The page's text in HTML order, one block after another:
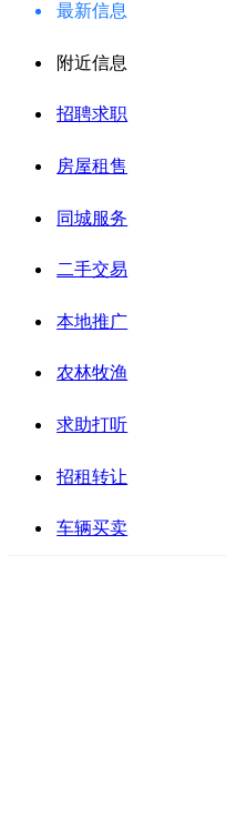
最新信息
附近信息
招聘求职
房屋租售
同城服务
二手交易
本地推广
农林牧渔
求助打听
招租转让
车辆买卖